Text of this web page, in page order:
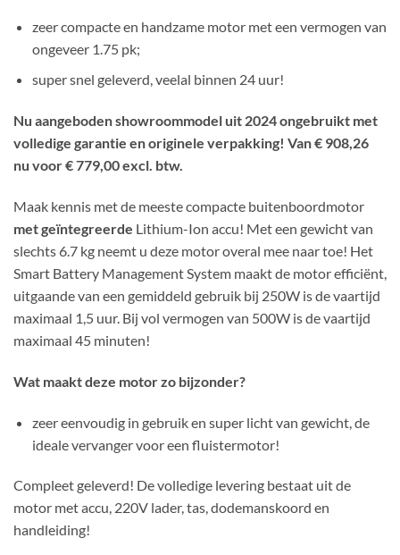
zeer compacte en handzame motor met een vermogen van
ongeveer 1.75 pk;
super snel geleverd, veelal binnen 24 uur!
Nu aangeboden showroommodel uit 2024 ongebruikt met
volledige garantie en originele verpakking! Van € 908,26
nu voor € 779,00 excl. btw.
Maak kennis met de meeste compacte buitenboordmotor
met geïntegreerde Lithium-Ion accu! Met een gewicht van
slechts 6.7 kg neemt u deze motor overal mee naar toe! Het
Smart Battery Management System maakt de motor efficiënt,
uitgaande van een gemiddeld gebruik bij 250W is de vaartijd
maximaal 1,5 uur. Bij vol vermogen van 500W is de vaartijd
maximaal 45 minuten!
Wat maakt deze motor zo bijzonder?
zeer eenvoudig in gebruik en super licht van gewicht, de
ideale vervanger voor een fluistermotor!
Compleet geleverd! De volledige levering bestaat uit de
motor met accu, 220V lader, tas, dodemanskoord en
handleiding!